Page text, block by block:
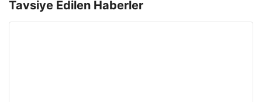
Tavsiye Edilen Haberler